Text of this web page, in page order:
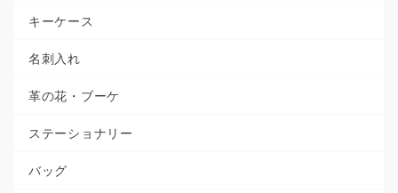
キーケース
名刺入れ
革の花・ブーケ
ステーショナリー
バッグ